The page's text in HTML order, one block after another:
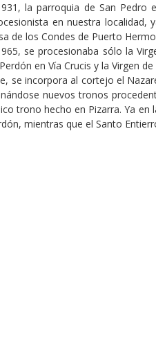
la parroquia de San Pedro
en nuestra localidad,
de los Condes de Puerto
se procesionaba sólo la
en Vía Crucis y la Virgen
se incorpora al cortejo el
nuevos tronos
trono hecho en Pizarra. Ya
mientras que el Santo